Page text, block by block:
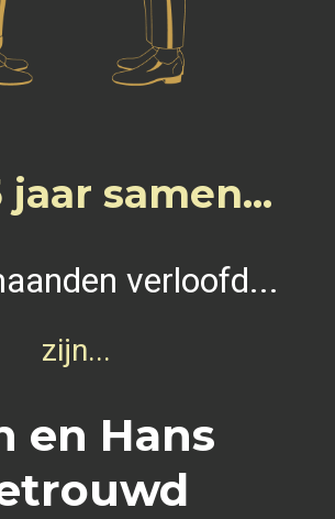
jaar samen...
verloofd...
zijn...
en Hans